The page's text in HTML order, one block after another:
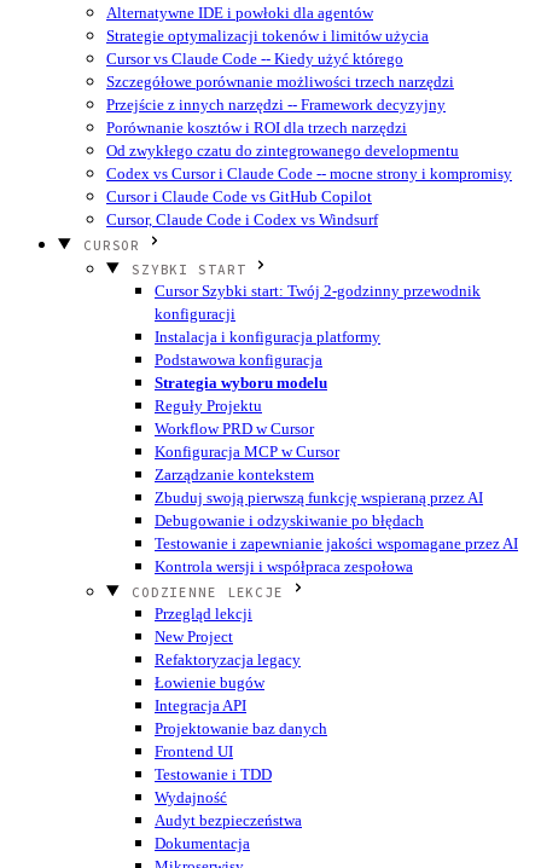
Alternatywne IDE i powłoki dla agentów
Strategie optymalizacji tokenów i limitów użycia
Cursor vs Claude Code -- Kiedy użyć którego
Szczegółowe porównanie możliwości trzech narzędzi
Przejście z innych narzędzi -- Framework decyzyjny
Porównanie kosztów i ROI dla trzech narzędzi
Od zwykłego czatu do zintegrowanego developmentu
Codex vs Cursor i Claude Code -- mocne strony i kompromisy
Cursor i Claude Code vs GitHub Copilot
Cursor, Claude Code i Codex vs Windsurf
CURSOR
SZYBKI START
Cursor Szybki start: Twój 2-godzinny przewodnik
konfiguracji
Instalacja i konfiguracja platformy
Podstawowa konfiguracja
Strategia wyboru modelu
Reguły Projektu
Workflow PRD w Cursor
Konfiguracja MCP w Cursor
Zarządzanie kontekstem
Zbuduj swoją pierwszą funkcję wspieraną przez AI
Debugowanie i odzyskiwanie po błędach
Testowanie i zapewnianie jakości wspomagane przez AI
Kontrola wersji i współpraca zespołowa
CODZIENNE LEKCJE
Przegląd lekcji
New Project
Refaktoryzacja legacy
Łowienie bugów
Integracja API
Projektowanie baz danych
Frontend UI
Testowanie i TDD
Wydajność
Audyt bezpieczeństwa
Dokumentacja